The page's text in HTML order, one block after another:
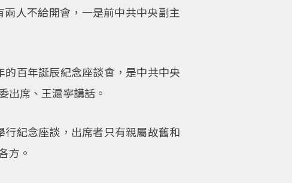
人不給開會，一是前中共中央副主
百年誕辰紀念座談會，是中共中央
出席、王滬寧講話。
紀念座談，出席者只有親屬故舊和
方。